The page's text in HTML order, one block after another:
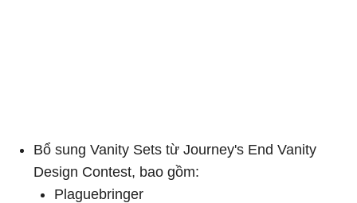
Bổ sung Vanity Sets từ Journey's End Vanity
Design Contest, bao gồm:
Plaguebringer